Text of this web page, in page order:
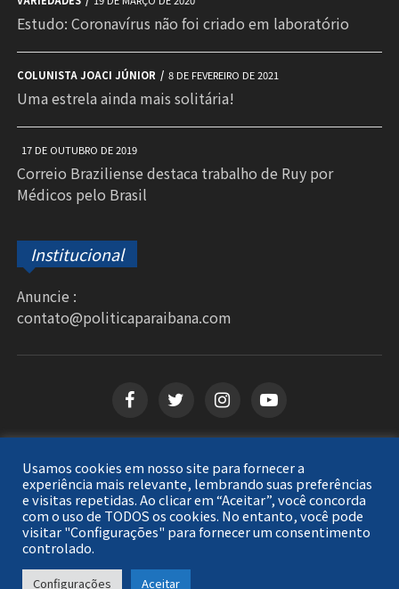
Estudo: Coronavírus não foi criado em laboratório
COLUNISTA JOACI JÚNIOR 8 DE FEVEREIRO DE 2021
Uma estrela ainda mais solitária!
17 DE OUTUBRO DE 2019
Correio Braziliense destaca trabalho de Ruy por
Médicos pelo Brasil
Institucional
Anuncie :
contato@politicaparaibana.com
Copyright © 2026Política Paraibana. Todos os
direitos reservados.
Usamos cookies em nosso site para fornecer a
experiência mais relevante, lembrando suas preferências
e visitas repetidas. Ao clicar em “Aceitar”, você concorda
com o uso de TODOS os cookies. No entanto, você pode
visitar "Configurações" para fornecer um consentimento
controlado.
Configurações Aceitar